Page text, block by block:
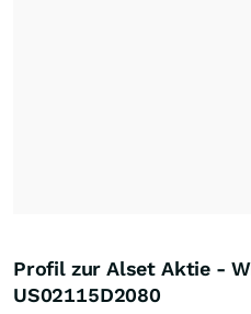
Profil zur Alset Aktie -
US02115D2080